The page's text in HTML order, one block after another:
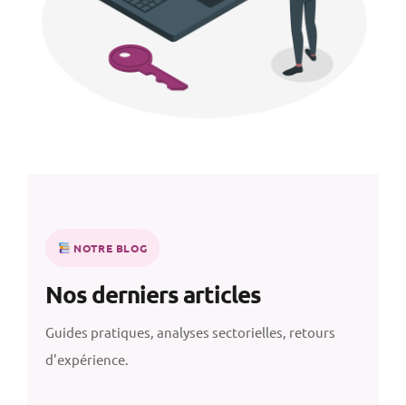
NOTRE BLOG
Nos derniers articles
Guides pratiques, analyses sectorielles, retours
d'expérience.